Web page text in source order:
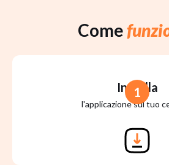
Come
Installa
l'applicazione sul tuo
1